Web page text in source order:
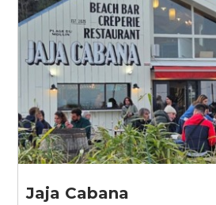
Jaja Cabana